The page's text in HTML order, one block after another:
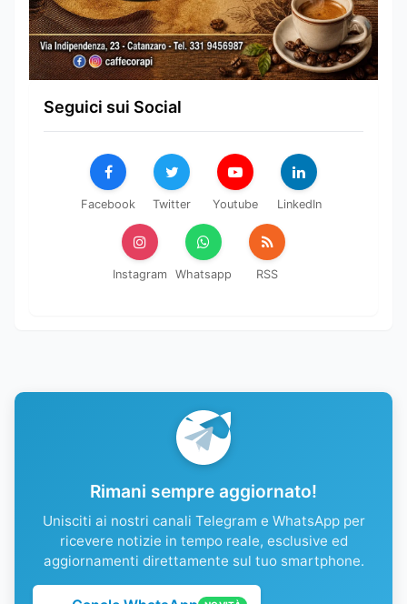
Seguici sui Social
Facebook Twitter Youtube LinkedIn
Instagram Whatsapp RSS
Rimani sempre aggiornato!
Unisciti ai nostri canali Telegram e WhatsApp per
ricevere notizie in tempo reale, esclusive ed
aggiornamenti direttamente sul tuo smartphone.